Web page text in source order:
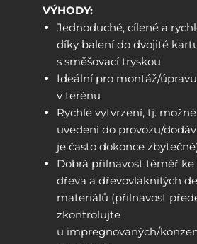
VÝHODY:
Jednoduché, cílené a
díky balení do dvojité
s směšovací tryskou
Ideální pro montáž/
v terénu
Rychlé vytvrzení, tj.
uvedení do provozu/
je často dokonce
Dobrá přilnavost téměř
dřeva a dřevovláknitých
materiálů (přilnavost
zkontrolujte
u impregnovaných/